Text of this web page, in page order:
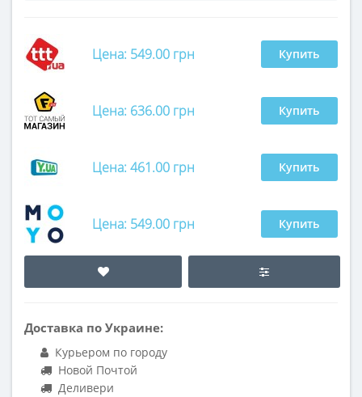
Цена: 549.00 грн Купить
Цена: 636.00 грн Купить
Цена: 461.00 грн Купить
Цена: 549.00 грн Купить
Доставка по Украине:
Курьером по городу
Новой Почтой
Деливери